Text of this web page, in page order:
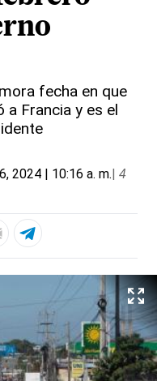
fecha en que
a Francia y es el
2024 | 10:16 a. m.| 4